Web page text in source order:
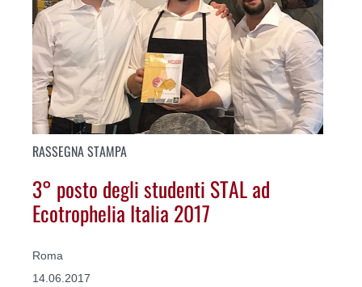
RASSEGNA STAMPA
3° posto degli studenti STAL ad
Ecotrophelia Italia 2017
Roma
14.06.2017